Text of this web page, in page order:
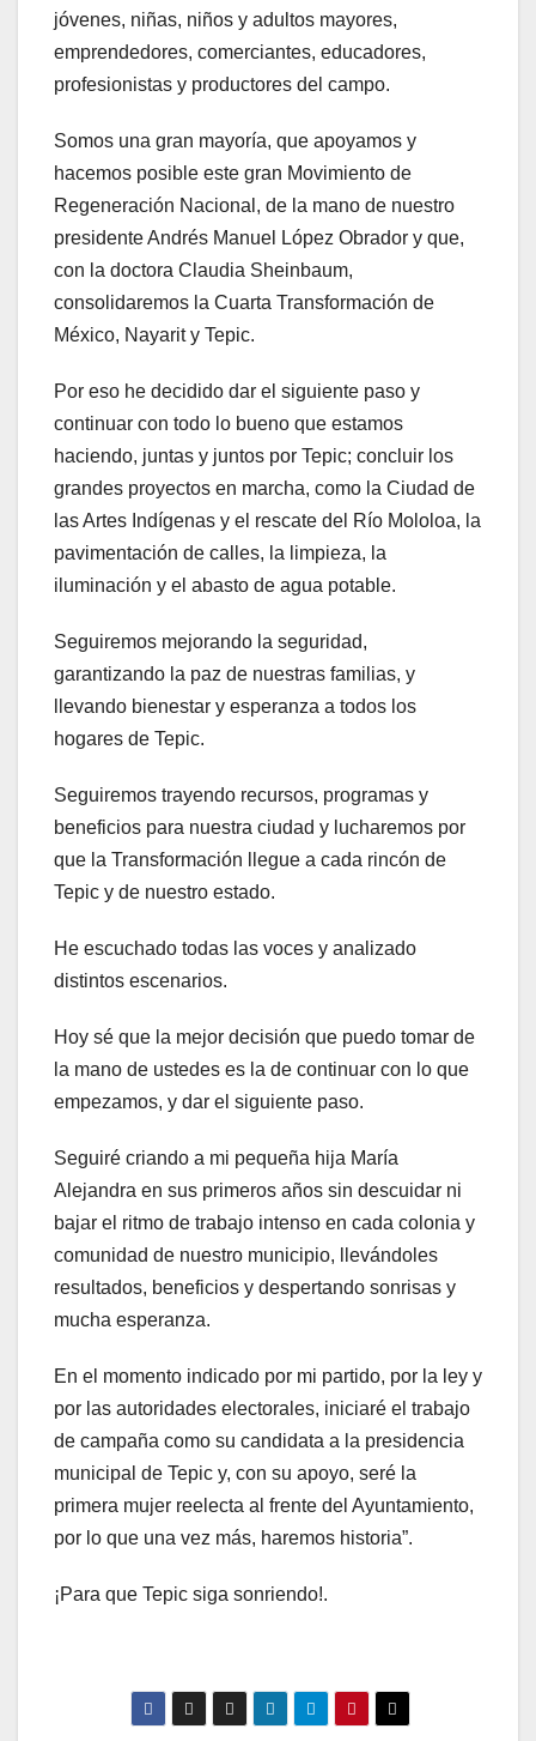
jóvenes, niñas, niños y adultos mayores,
emprendedores, comerciantes, educadores,
profesionistas y productores del campo.
Somos una gran mayoría, que apoyamos y
hacemos posible este gran Movimiento de
Regeneración Nacional, de la mano de nuestro
presidente Andrés Manuel López Obrador y que,
con la doctora Claudia Sheinbaum,
consolidaremos la Cuarta Transformación de
México, Nayarit y Tepic.
Por eso he decidido dar el siguiente paso y
continuar con todo lo bueno que estamos
haciendo, juntas y juntos por Tepic; concluir los
grandes proyectos en marcha, como la Ciudad de
las Artes Indígenas y el rescate del Río Mololoa, la
pavimentación de calles, la limpieza, la
iluminación y el abasto de agua potable.
Seguiremos mejorando la seguridad,
garantizando la paz de nuestras familias, y
llevando bienestar y esperanza a todos los
hogares de Tepic.
Seguiremos trayendo recursos, programas y
beneficios para nuestra ciudad y lucharemos por
que la Transformación llegue a cada rincón de
Tepic y de nuestro estado.
He escuchado todas las voces y analizado
distintos escenarios.
Hoy sé que la mejor decisión que puedo tomar de
la mano de ustedes es la de continuar con lo que
empezamos, y dar el siguiente paso.
Seguiré criando a mi pequeña hija María
Alejandra en sus primeros años sin descuidar ni
bajar el ritmo de trabajo intenso en cada colonia y
comunidad de nuestro municipio, llevándoles
resultados, beneficios y despertando sonrisas y
mucha esperanza.
En el momento indicado por mi partido, por la ley y
por las autoridades electorales, iniciaré el trabajo
de campaña como su candidata a la presidencia
municipal de Tepic y, con su apoyo, seré la
primera mujer reelecta al frente del Ayuntamiento,
por lo que una vez más, haremos historia”.
¡Para que Tepic siga sonriendo!.